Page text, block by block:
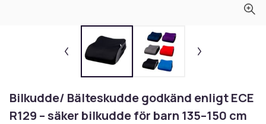
Bilkudde/ Bälteskudde godkänd enligt ECE
R129 – säker bilkudde för barn 135–150 cm